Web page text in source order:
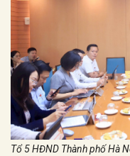
Tổ 5 HĐND Thành phố Hà